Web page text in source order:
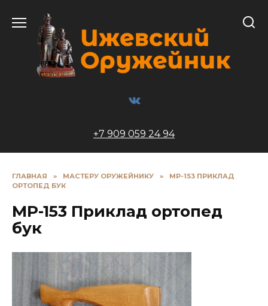
содержанию
+7 909 059 24 94
ГЛАВНАЯ » МАСТЕРУ ОРУЖЕЙНИКУ »
МР-153 ПРИКЛАД
ОРТОПЕД БУК
МР-153 Приклад ортопед
бук